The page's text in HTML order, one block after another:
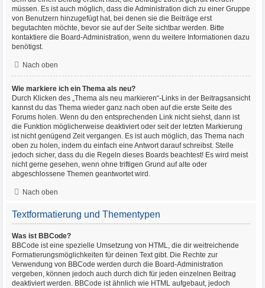
müssen. Es ist auch möglich, dass die Administration dich zu einer Gruppe
von Benutzern hinzugefügt hat, bei denen sie die Beiträge erst
begutachten möchte, bevor sie auf der Seite sichtbar werden. Bitte
kontaktiere die Board-Administration, wenn du weitere Informationen dazu
benötigst.
Nach oben
Wie markiere ich ein Thema als neu?
Durch Klicken des „Thema als neu markieren“-Links in der Beitragsansicht
kannst du das Thema wieder ganz nach oben auf die erste Seite des
Forums holen. Wenn du den entsprechenden Link nicht siehst, dann ist
die Funktion möglicherweise deaktiviert oder seit der letzten Markierung
ist nicht genügend Zeit vergangen. Es ist auch möglich, das Thema nach
oben zu holen, indem du einfach eine Antwort darauf schreibst. Stelle
jedoch sicher, dass du die Regeln dieses Boards beachtest! Es wird meist
nicht gerne gesehen, wenn ohne triftigen Grund auf alte oder
abgeschlossene Themen geantwortet wird.
Nach oben
Textformatierung und Thementypen
Was ist BBCode?
BBCode ist eine spezielle Umsetzung von HTML, die dir weitreichende
Formatierungsmöglichkeiten für deinen Text gibt. Die Rechte zur
Verwendung von BBCode werden durch die Board-Administration
vergeben, können jedoch auch durch dich für jeden einzelnen Beitrag
deaktiviert werden. BBCode ist ähnlich wie HTML aufgebaut, jedoch